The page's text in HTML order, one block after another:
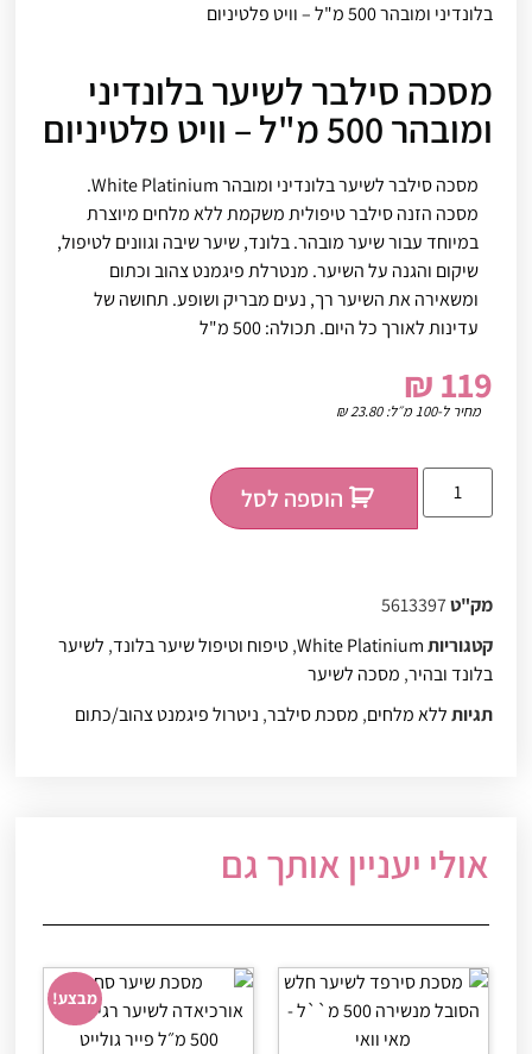
בלונדיני ומובהר 500 מ"ל – וויט פלטיניום
מסכה סילבר לשיער בלונדיני
ומובהר 500 מ"ל – וויט פלטיניום
מסכה סילבר לשיער בלונדיני ומובהר White Platinium.
מסכה הזנה סילבר טיפולית משקמת ללא מלחים מיוצרת
במיוחד עבור שיער מובהר. בלונד, שיער שיבה וגוונים לטיפול,
שיקום והגנה על השיער. מנטרלת פיגמנט צהוב וכתום
ומשאירה את השיער רך, נעים מבריק ושופע. תחושה של
עדינות לאורך כל היום. תכולה: 500 מ"ל
₪ 119
מחיר ל-100 מ״ל: ₪23.80
הוספה לסל
מק"ט5613397
קטגוריותWhite Platinium
,טיפוח וטיפול שיער בלונד,לשיער
בלונד ובהיר,מסכה לשיער
תגיותללא מלחים,מסכת סילבר,ניטרול פיגמנט צהוב/כתום
אולי יעניין אותך גם
מבצע!